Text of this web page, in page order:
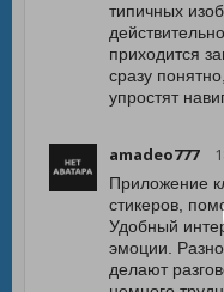
типичных
приходится
сразу
упростят
amadeo777
Приложение
стикеров,
Удобный
эмоции.
делают